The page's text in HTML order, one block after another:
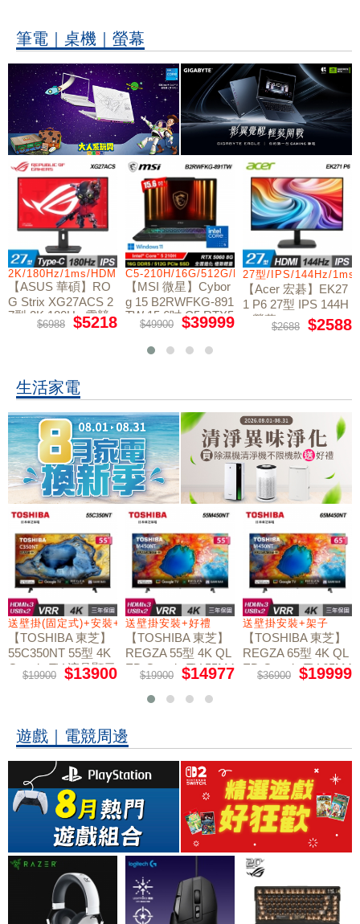
筆電｜桌機｜螢幕
512GB/16G
2K/180Hz/1ms/HDMI/DP/IPS/Type-C
【ASUS 華碩】RO
G Strix XG27ACS 2
7型 2K 180Hz 電競
$6988 $5218
C5-210H/16G/512G/RTX5060/W11
【MSI 微星】Cybor
g 15 B2RWFKG-891
TW 15.6吋 C5 RTX5
060 電競筆電
$49900 $39999
27型/IPS/144Hz/1ms
【Acer 宏碁】EK27
1 P6 27型 IPS 144H
z 螢幕
$2688 $2588
生活家電
送壁掛(固定式)+安裝+好禮贈
【TOSHIBA 東芝】
55C350NT 55型 4K
Google TV 液晶顯示
器｜含壁掛(固定式)
$19900 $13900
送壁掛安裝+好禮
【TOSHIBA 東芝】
REGZA 55型 4K QL
ED Google TV 55M4
50NT液晶顯示器｜
含壁掛(固定式)+安
$19900 $14977
送壁掛安裝+架子
【TOSHIBA 東芝】
REGZA 65型 4K QL
ED Google TV 65M4
50NT液晶顯示器｜
$36900 $19999
遊戲｜電競周邊